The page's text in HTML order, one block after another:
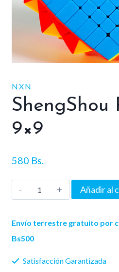
NXN
ShengShou
9×9
580 Bs.
ShengShou
Pillowed
9x9
cantidad
Añadir al
Envío terrestre gratuito por
Bs500
Satisfacción Garantizada